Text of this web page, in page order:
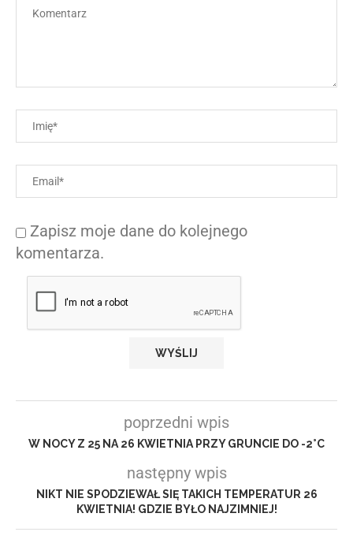
Zapisz moje dane do kolejnego
komentarza.
poprzedni wpis
W NOCY Z 25 NA 26 KWIETNIA PRZY GRUNCIE DO -2°C
następny wpis
NIKT NIE SPODZIEWAŁ SIĘ TAKICH TEMPERATUR 26
KWIETNIA! GDZIE BYŁO NAJZIMNIEJ!